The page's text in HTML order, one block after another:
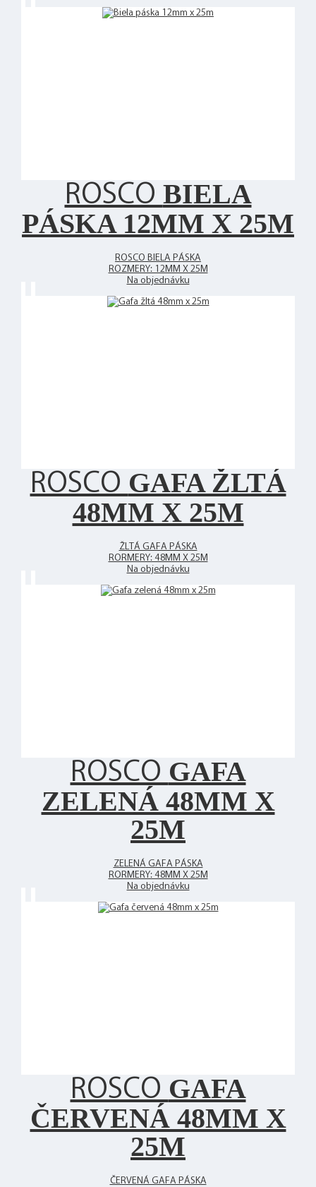
ROSCO BIELA
PÁSKA 12MM X 25M
ROSCO BIELA PÁSKA
ROZMERY: 12MM X 25M
Na objednávku
ROSCO GAFA ŽLTÁ
48MM X 25M
ŽLTÁ GAFA PÁSKA
RORMERY: 48MM X 25M
Na objednávku
ROSCO GAFA
ZELENÁ 48MM X
25M
ZELENÁ GAFA PÁSKA
RORMERY: 48MM X 25M
Na objednávku
ROSCO GAFA
ČERVENÁ 48MM X
25M
ČERVENÁ GAFA PÁSKA